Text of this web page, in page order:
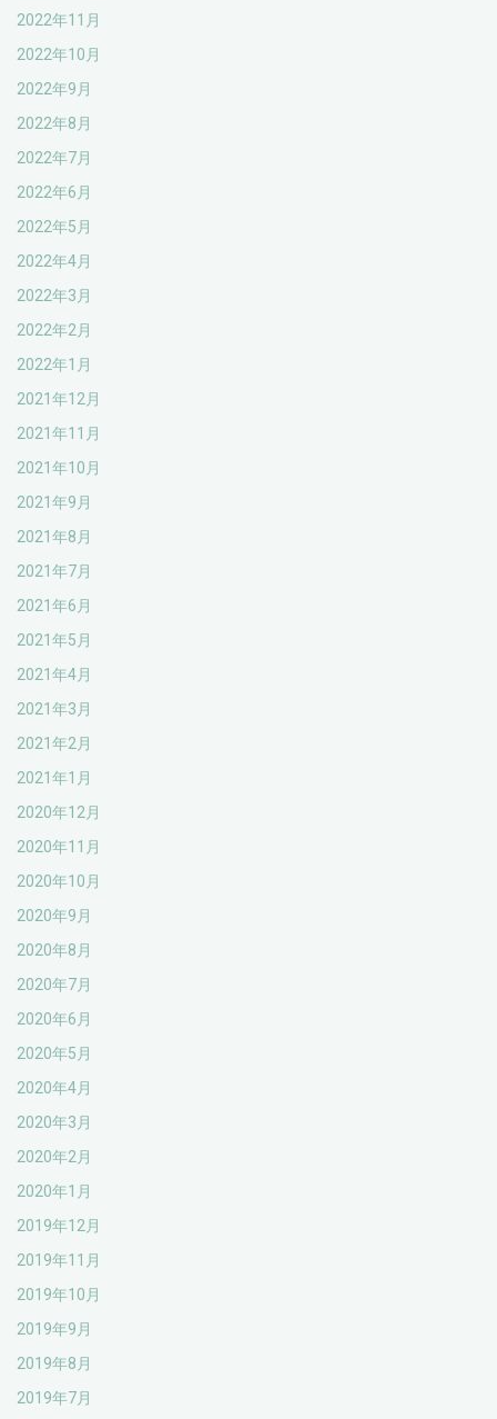
2022年11月
2022年10月
2022年9月
2022年8月
2022年7月
2022年6月
2022年5月
2022年4月
2022年3月
2022年2月
2022年1月
2021年12月
2021年11月
2021年10月
2021年9月
2021年8月
2021年7月
2021年6月
2021年5月
2021年4月
2021年3月
2021年2月
2021年1月
2020年12月
2020年11月
2020年10月
2020年9月
2020年8月
2020年7月
2020年6月
2020年5月
2020年4月
2020年3月
2020年2月
2020年1月
2019年12月
2019年11月
2019年10月
2019年9月
2019年8月
2019年7月